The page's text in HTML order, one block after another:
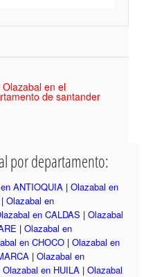
en el
de santander
por departamento:
ANTIOQUIA | Olazabal en
| Olazabal en
en CALDAS | Olazabal
| Olazabal en
en CHOCO | Olazabal en
| Olazabal en
Olazabal en HUILA | Olazabal